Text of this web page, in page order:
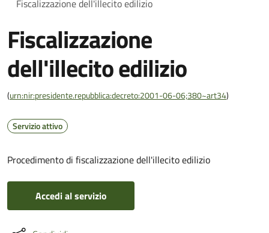
Fiscalizzazione dell'illecito edilizio
Fiscalizzazione
dell'illecito edilizio
(urn:nir:presidente.repubblica:decreto:2001-06-06;380~art34)
Servizio attivo
Procedimento di fiscalizzazione dell'illecito edilizio
Accedi al servizio